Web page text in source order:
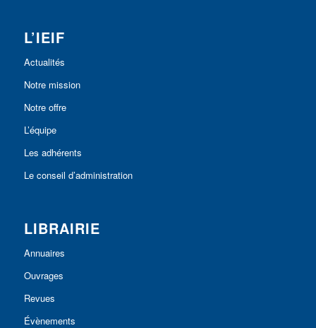
L’IEIF
Actualités
Notre mission
Notre offre
L’équipe
Les adhérents
Le conseil d’administration
LIBRAIRIE
Annuaires
Ouvrages
Revues
Évènements